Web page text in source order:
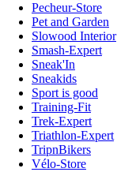
Pecheur-Store
Pet and Garden
Slowood Interior
Smash-Expert
Sneak'In
Sneakids
Sport is good
Training-Fit
Trek-Expert
Triathlon-Expert
TripnBikers
Vélo-Store